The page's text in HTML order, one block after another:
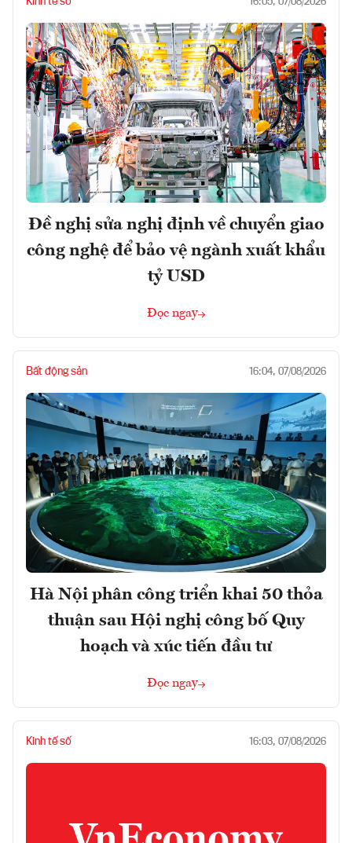
Đề nghị sửa nghị định về chuyển giao
công nghệ để bảo vệ ngành xuất khẩu
tỷ USD
Đọc ngay
Bất động sản 16:04, 07/08/2026
Hà Nội phân công triển khai 50 thỏa
thuận sau Hội nghị công bố Quy
hoạch và xúc tiến đầu tư
Đọc ngay
Kinh tế số 16:03, 07/08/2026